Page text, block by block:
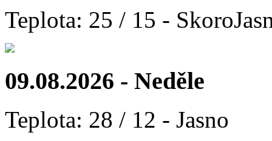
Teplota: 25 / 15 -
09.08.2026 - Neděle
Teplota: 28 / 12 - Jasno